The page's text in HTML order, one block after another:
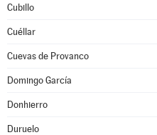
Cubillo
Cuéllar
Cuevas de Provanco
Domingo García
Donhierro
Duruelo